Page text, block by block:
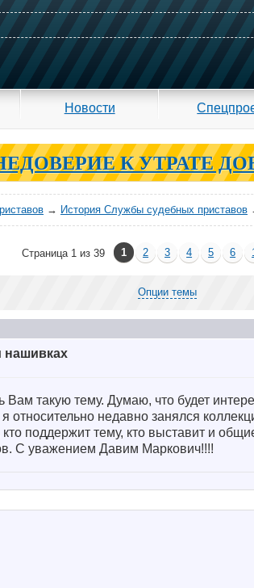
Новости
К УТРАТЕ
→ История Службы судебных приставов
Страница 1 из 39 1 2 3 4 5 6
Опции темы
нашивках
такую тему. Думаю, что будет
недавно занялся
поддержит тему, кто выставит и
С уважением Давим Маркович!!!!